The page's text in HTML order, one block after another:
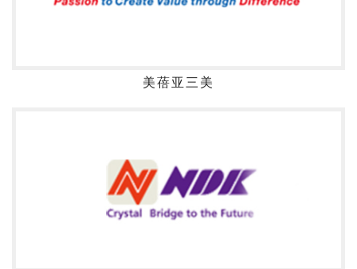
美蓓亚三美